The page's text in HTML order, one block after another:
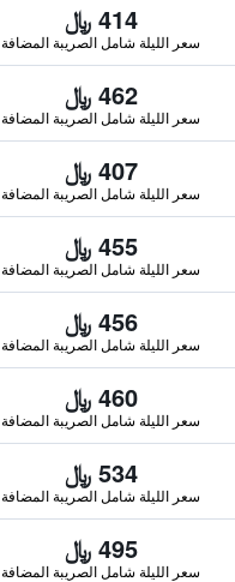
414 ﷼
سعر الليلة شامل الصريبة المضافة
462 ﷼
سعر الليلة شامل الصريبة المضافة
407 ﷼
سعر الليلة شامل الصريبة المضافة
455 ﷼
سعر الليلة شامل الصريبة المضافة
456 ﷼
سعر الليلة شامل الصريبة المضافة
460 ﷼
سعر الليلة شامل الصريبة المضافة
534 ﷼
سعر الليلة شامل الصريبة المضافة
495 ﷼
سعر الليلة شامل الصريبة المضافة